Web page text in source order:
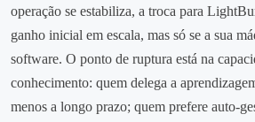
operação se estabiliza, a troca para
ganho inicial em escala, mas só se a sua
software. O ponto de ruptura está na
conhecimento: quem delega a
menos a longo prazo; quem prefere